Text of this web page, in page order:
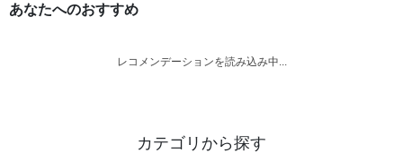
あなたへのおすすめ
レコメンデーションを読み込み中...
カテゴリから探す